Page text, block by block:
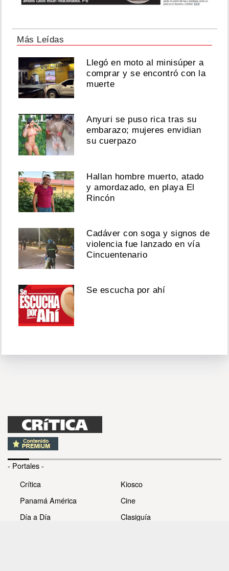
Más Leídas
Llegó en moto al minisúper a
comprar y se encontró con la
muerte
Anyuri se puso rica tras su
embarazo; mujeres envidian
su cuerpazo
Hallan hombre muerto, atado
y amordazado, en playa El
Rincón
Cadáver con soga y signos de
violencia fue lanzado en vía
Cincuentenario
Se escucha por ahí
- Portales -
Crítica
Panamá América
Día a Día
Kiosco
Cine
Clasiguía